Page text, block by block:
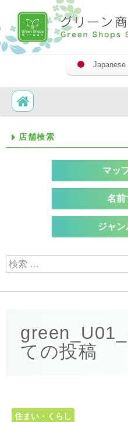
Japanese
検索
コンテンツへ移動
店舗検索
マッ
名前
ジャ
検索:
ての投稿
住まい・くらし